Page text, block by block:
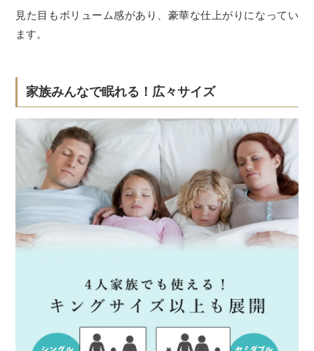
見た目もボリューム感があり、豪華な仕上がりになってい
ます。
家族みんなで眠れる！広々サイズ